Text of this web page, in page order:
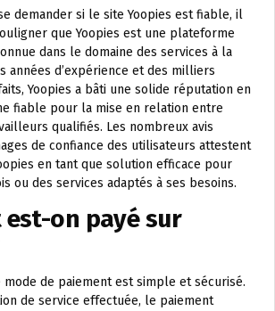
demander si le site Yoopies est fiable, il
que Yoopies est une plateforme
dans le domaine des services à la
années d’expérience et des milliers
Yoopies a bâti une solide réputation en
fiable pour la mise en relation entre
qualifiés. Les nombreux avis
de confiance des utilisateurs attestent
en tant que solution efficace pour
ou des services adaptés à ses besoins.
est-on payé sur
mode de paiement est simple et sécurisé.
de service effectuée, le paiement